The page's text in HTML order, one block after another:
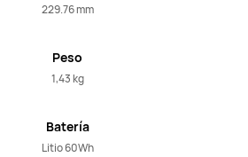
229.76 mm
Peso
1,43 kg
Batería
Litio 60Wh